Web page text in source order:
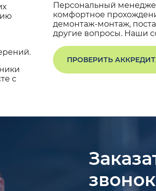
с
Персональный
комфортное
демонтаж-монтаж,
другие вопросы. Наши
ПРОВЕРИТЬ
звонок